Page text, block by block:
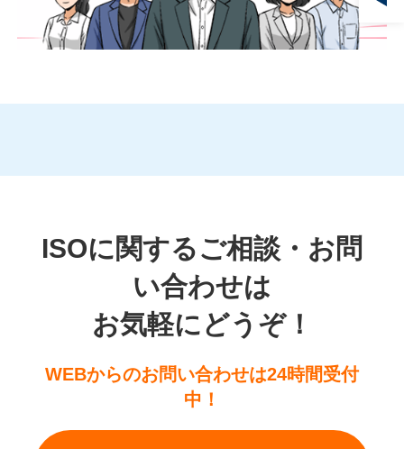
ISOに関するご相談・お問
い合わせは
お気軽にどうぞ！
WEBからのお問い合わせは24時間受付
中！